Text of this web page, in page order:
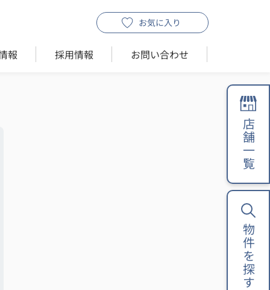
お気に入り
報 採用情報 お問い合わせ
店舗一覧
物件を探す